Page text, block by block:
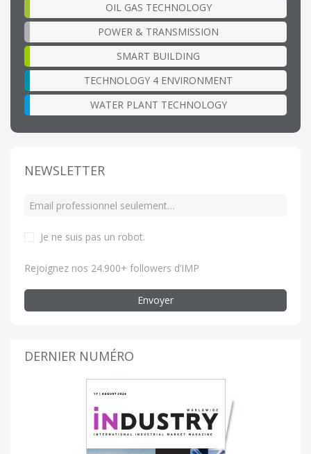
OIL GAS TECHNOLOGY
POWER & TRANSMISSION
SMART BUILDING
TECHNOLOGY 4 ENVIRONMENT
WATER PLANT TECHNOLOGY
NEWSLETTER
Je ne suis pas un robot.
Rejoignez nos 24.900+ followers d’IMP
Envoyer
DERNIER NUMÉRO